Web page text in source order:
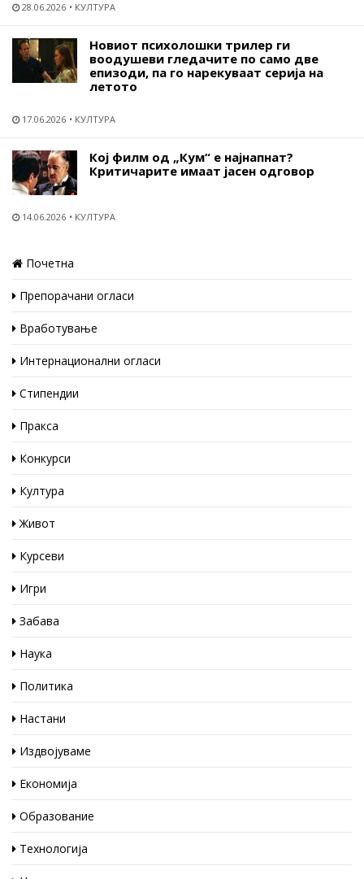
28.06.2026 КУЛТУРА
Новиот психолошки трилер ги
воодушеви гледачите по само две
епизоди, па го нарекуваат серија на
летото
17.06.2026 КУЛТУРА
Кој филм од „Кум“ е најнапнат?
Критичарите имаат јасен одговор
14.06.2026 КУЛТУРА
Почетна
Препорачани огласи
Вработување
Интернационални огласи
Стипендии
Пракса
Конкурси
Култура
Живот
Курсеви
Игри
Забава
Наука
Политика
Настани
Издвојуваме
Економија
Образование
Технологија